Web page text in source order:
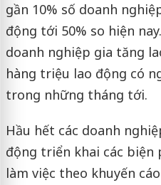
gần 10% số doanh
động tới 50% so hiện
doanh nghiệp gia tăng
hàng triệu lao động có
trong những tháng tới.
Hầu hết các doanh
động triển khai các biện
làm việc theo khuyến